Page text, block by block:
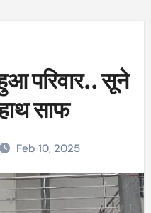
परिवार.. सूने
साफ
Feb 10, 2025